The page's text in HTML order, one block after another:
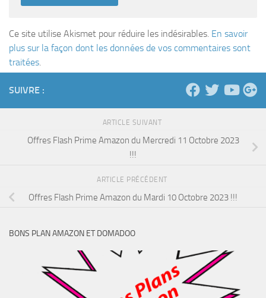
Ce site utilise Akismet pour réduire les indésirables. En savoir
plus sur la façon dont les données de vos commentaires sont
traitées.
SUIVRE :
ARTICLE SUIVANT
Offres Flash Prime Amazon du Mercredi 11 Octobre 2023
!!!
ARTICLE PRÉCÉDENT
Offres Flash Prime Amazon du Mardi 10 Octobre 2023 !!!
BONS PLAN AMAZON ET DOMADOO